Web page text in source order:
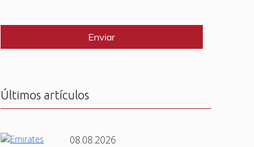
l
Últimos artículos
08.08.2026